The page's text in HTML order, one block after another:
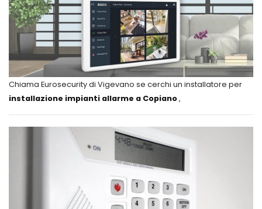
Chiama Eurosecurity di Vigevano se cerchi un installatore per
installazione impianti allarme a Copiano,